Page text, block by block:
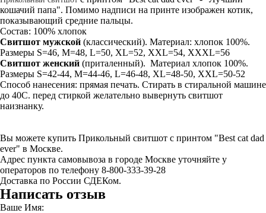
кошачий папа". Помимо надписи на принте изображен котик,
показывающий средние пальцы.
Состав: 100% хлопок
Свитшот мужской (классический). Материал: хлопок 100%.
Размеры S=46, M=48, L=50, XL=52, XXL=54, XXXL=56
Свитшот женский (приталенный). Материал хлопок 100%.
Размеры S=42-44, M=44-46, L=46-48, XL=48-50, XXL=50-52
Способ нанесения: прямая печать. Стирать в стиральной машине
до 40С. перед стиркой желательно вывернуть свитшот
наизнанку.
Вы можете купить Прикольный свитшот с принтом "Best cat dad
ever" в Москве.
Адрес пункта самовывоза в городе Москве уточняйте у
операторов по телефону 8-800-333-39-28
Доставка по России СДЕКом.
Написать отзыв
Ваше Имя: